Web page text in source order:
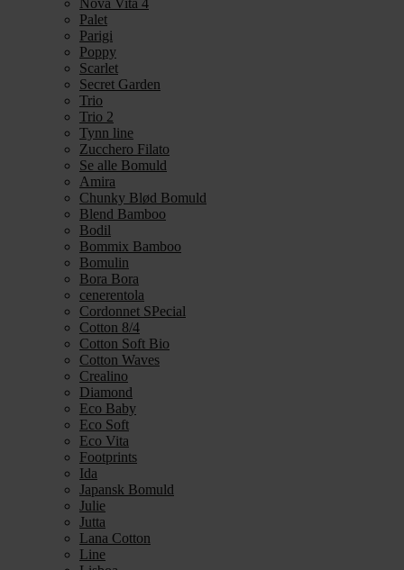
Nova Vita 4
Palet
Parigi
Poppy
Scarlet
Secret Garden
Trio
Trio 2
Tynn line
Zucchero Filato
Se alle Bomuld
Amira
Chunky Blød Bomuld
Blend Bamboo
Bodil
Bommix Bamboo
Bomulin
Bora Bora
cenerentola
Cordonnet SPecial
Cotton 8/4
Cotton Soft Bio
Cotton Waves
Crealino
Diamond
Eco Baby
Eco Soft
Eco Vita
Footprints
Ida
Japansk Bomuld
Julie
Jutta
Lana Cotton
Line